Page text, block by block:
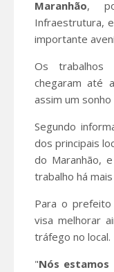
Maranhão,
Infraestrutura,
importante
Os trabalhos
chegaram até
assim um
Segundo
dos principais
do Maranhão,
trabalho há
Para o prefeito
visa melhorar
tráfego no local.
"Nós